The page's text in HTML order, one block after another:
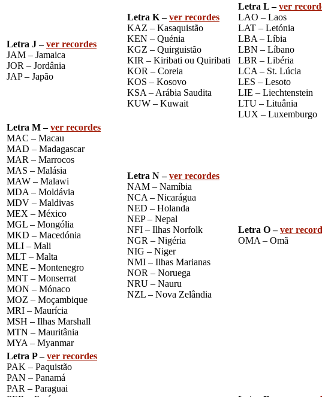
Letra J –ver recordes
JAM – Jamaica
JOR – Jordânia
JAP – Japão
Letra K –ver recordes
KAZ – Kasaquistão
KEN – Quénia
KGZ – Quirguistão
KIR – Kiribati ou Quiribati
KOR – Coreia
KOS – Kosovo
KSA – Arábia Saudita
KUW – Kuwait
Letra L –ver
LAO – Laos
LAT – Letónia
LBA – Líbia
LBN – Líbano
LBR – Libéria
LCA – St. Lúcia
LES – Lesoto
LIE – Liechtenstein
LTU – Lituânia
LUX – Luxemburgo
Letra M –ver recordes
MAC – Macau
MAD – Madagascar
MAR – Marrocos
MAS – Malásia
MAW – Malawi
MDA – Moldávia
MDV – Maldivas
MEX – México
MGL – Mongólia
MKD – Macedónia
MLI – Mali
MLT – Malta
MNE – Montenegro
MNT – Monserrat
MON – Mónaco
MOZ – Moçambique
MRI – Maurícia
MSH – Ilhas Marshall
MTN – Mauritânia
MYA – Myanmar
Letra N –ver recordes
NAM – Namíbia
NCA – Nicarágua
NED – Holanda
NEP – Nepal
NFI – Ilhas Norfolk
NGR – Nigéria
NIG – Niger
NMI – Ilhas Marianas
NOR – Noruega
NRU – Nauru
NZL – Nova Zelândia
Letra O –ver
OMA – Omã
Letra P –ver recordes
PAK – Paquistão
PAN – Panamá
PAR – Paraguai